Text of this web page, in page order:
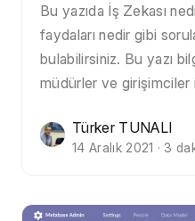
Bu yazıda İş Zekası
faydaları nedir gibi
bulabilirsiniz. Bu yazı
müdürler ve girişimciler
Türker TUNALI
14 Aralık 2021 · 3